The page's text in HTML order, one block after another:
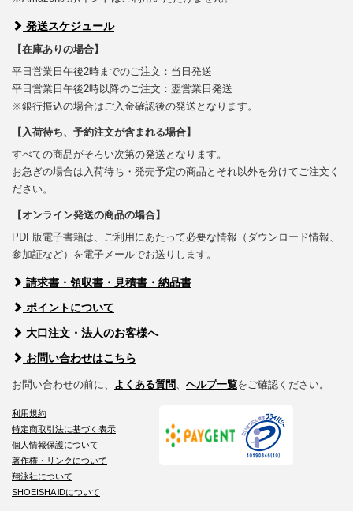
発送スケジュール
【在庫ありの場合】
平日営業日午後2時までのご注文：当日発送
平日営業日午後2時以降のご注文：翌営業日発送
※銀行振込の場合はご入金確認後の発送となります。
【入荷待ち、予約注文が含まれる場合】
すべての商品がそろい次第の発送となります。
お急ぎの場合は入荷待ち・発売予定の商品とそれ以外を分けてご注文く
ださい。
【オンライン発送の商品の場合】
PDF版電子書籍は、ご利用にあたって必要な情報（ダウンロード情報、
参加証など）を電子メールでお送りします。
請求書・領収書・見積書・納品書
ポイントについて
大口注文・法人のお客様へ
お問い合わせはこちら
お問い合わせの前に、 よくある質問 ヘルプ一覧をご確認ください。
利用規約
特定商取引法に基づく表示
個人情報保護について
著作権・リンクについて
翔泳社について
SHOEISHA iDについて